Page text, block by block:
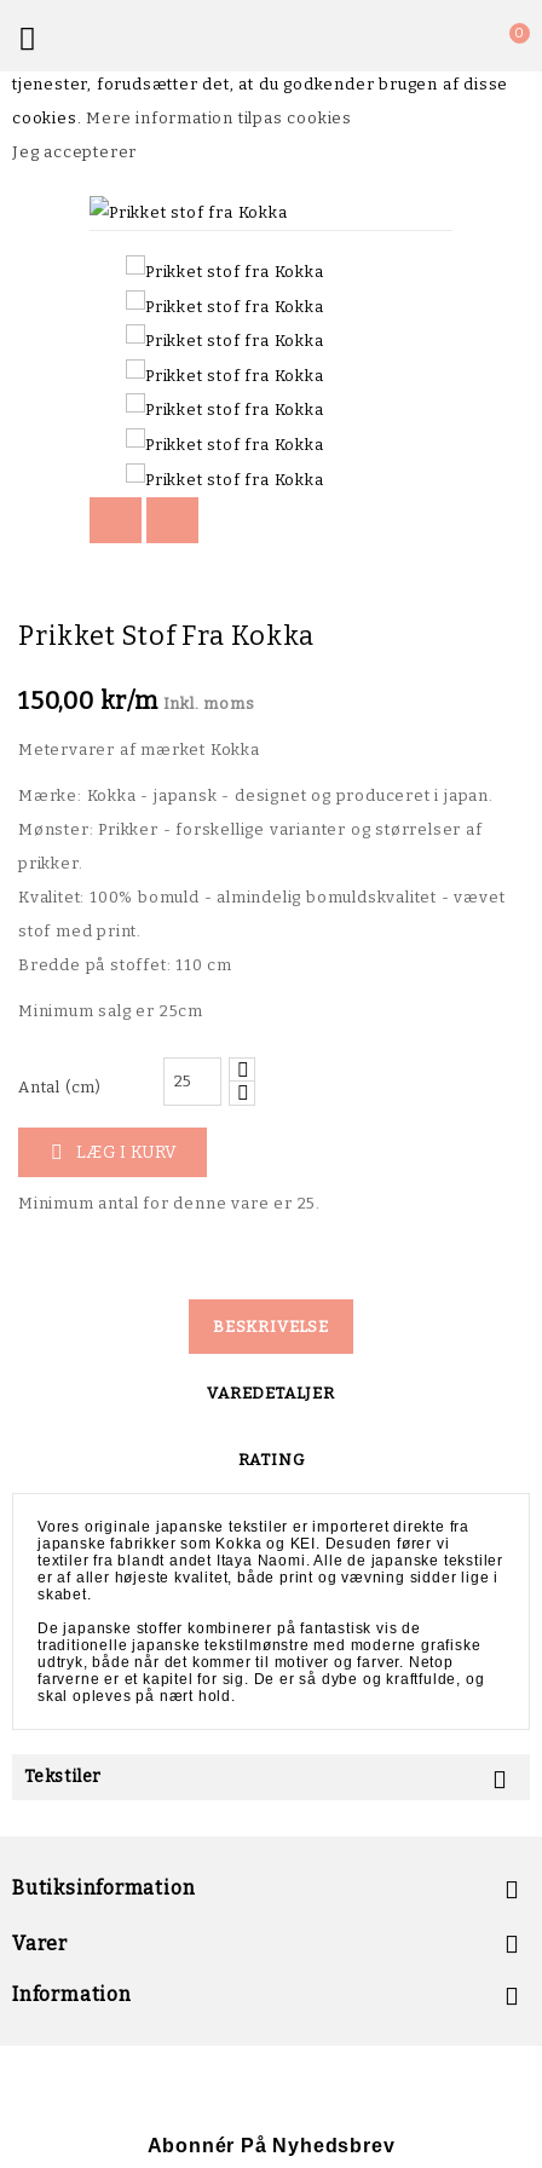
 0
shoppingoplevelse. Hvis du fortsætter med at bruge vores
tjenester, forudsætter det, at du godkender brugen af disse
cookies.Mere informationtilpas cookies
Jeg accepterer
Prikket Stof Fra Kokka
150,00 kr/m Inkl. moms
Metervarer af mærket Kokka
Mærke: Kokka - japansk - designet og produceret i japan.
Mønster: Prikker - forskellige varianter og størrelser af
prikker.
Kvalitet: 100% bomuld - almindelig bomuldskvalitet - vævet
stof med print.
Bredde på stoffet: 110 cm
Minimum salg er 25cm
Antal (cm)
 LÆG I KURV
Minimum antal for denne vare er 25.
BESKRIVELSE
VAREDETALJER
RATING
Vores originale japanske tekstiler er importeret direkte fra
japanske fabrikker som Kokka og KEI. Desuden fører vi
textiler fra blandt andet Itaya Naomi. Alle de japanske tekstiler
er af aller højeste kvalitet, både print og vævning sidder lige i
skabet.
De japanske stoffer kombinerer på fantastisk vis de
traditionelle japanske tekstilmønstre med moderne grafiske
udtryk, både når det kommer til motiver og farver. Netop
farverne er et kapitel for sig. De er så dybe og kraftfulde, og
skal opleves på nært hold.
Tekstiler 
Butiksinformation 
Varer 
Information 
Abonnér På Nyhedsbrev